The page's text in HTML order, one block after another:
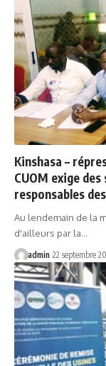
Kinshasa –
CUOM exige
responsables
Au lendemain de la
d'ailleurs par la…
admin 22 septembre